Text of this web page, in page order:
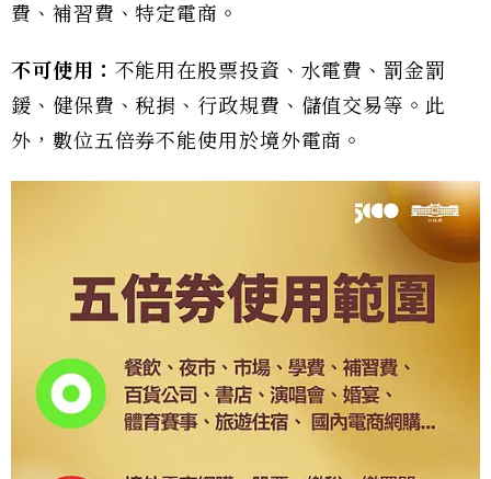
費、補習費、特定電商。
不可使用： 不能用在股票投資、水電費、罰金罰
鍰、健保費、稅捐、行政規費、儲值交易等。此
外，數位五倍券不能使用於境外電商。